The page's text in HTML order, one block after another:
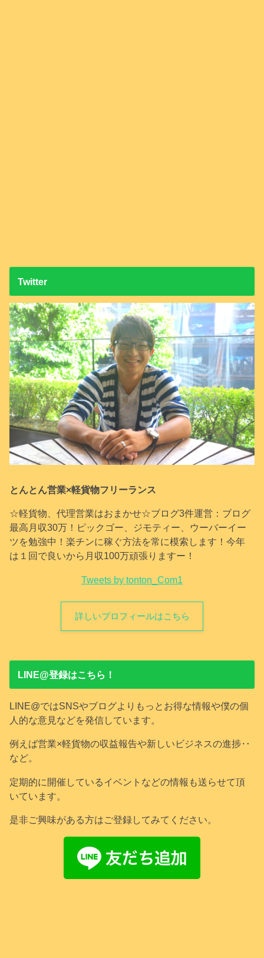
Twitter
とんとん営業×軽貨物フリーランス
☆軽貨物、代理営業はおまかせ☆ブログ3件運営：ブログ
最高月収30万！ピックゴー、ジモティー、ウーバーイー
ツを勉強中！楽チンに稼ぐ方法を常に模索します！今年
は１回で良いから月収100万頑張りますー！
Tweets by tonton_Com1
詳しいプロフィールはこちら
LINE@登録はこちら！
LINE@ではSNSやブログよりもっとお得な情報や僕の個
人的な意見などを発信しています。
例えば営業×軽貨物の収益報告や新しいビジネスの進捗‥
など。
定期的に開催しているイベントなどの情報も送らせて頂
いています。
是非ご興味がある方はご登録してみてください。